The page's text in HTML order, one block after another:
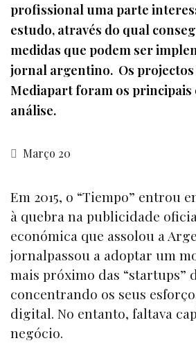
profissional uma parte
estudo, através do qual
medidas que podem ser
jornal argentino. Os
Mediapart foram os principais
análise.
Março 20
Em 2015, o “Tiempo” entrou
à quebra na publicidade
económica que assolou a
jornalpassou a adoptar um
mais próximo das “startups”
concentrando os seus
digital. No entanto, faltava
negócio.